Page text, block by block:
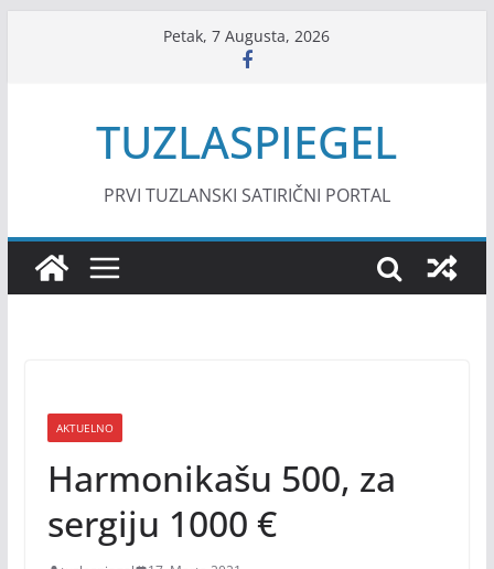
Petak, 7 Augusta, 2026
TUZLASPIEGEL
PRVI TUZLANSKI SATIRIČNI PORTAL
AKTUELNO
Harmonikašu 500, za
sergiju 1000 €